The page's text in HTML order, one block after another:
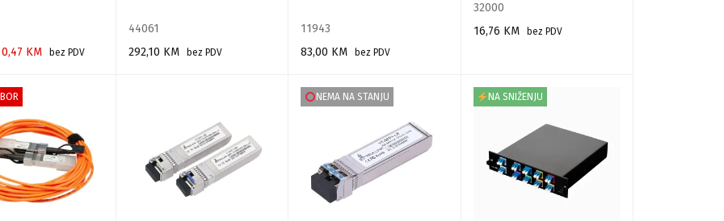
0,47 KM
bez PDV
44061
292,10 KM
bez PDV
11943
83,00 KM
bez PDV
32000
16,76 KM
bez PDV
NEMA NA STANJU NA SNIŽENJU